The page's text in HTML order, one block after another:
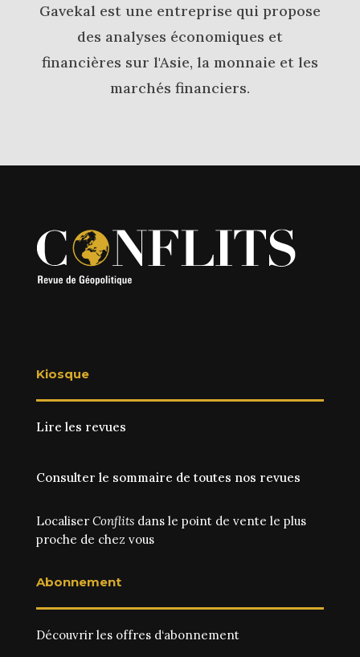
Gavekal est une entreprise qui propose
des analyses économiques et
financières sur l'Asie, la monnaie et les
marchés financiers.
Kiosque
Lire les revues
Consulter le sommaire de toutes nos revues
Localiser Conflitsdans le point de vente le plus
proche de chez vous
Abonnement
Découvrir les offres d‘abonnement